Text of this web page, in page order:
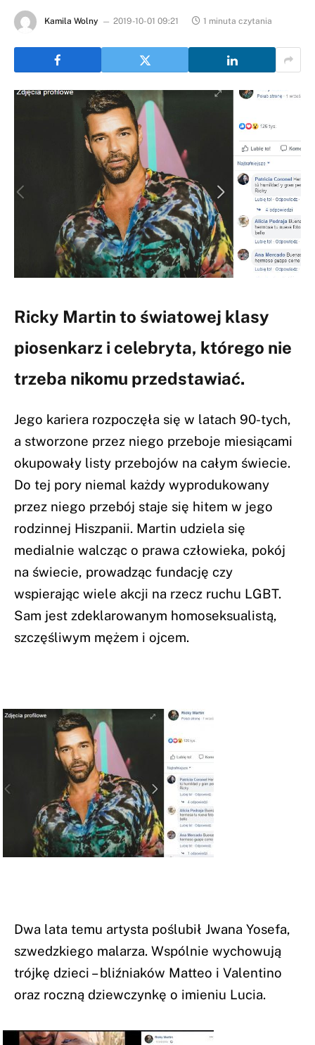
Kamila Wolny 2019-10-01 09:21 1 minuta czytania
Ricky Martin to światowej klasy
piosenkarz i celebryta, którego nie
trzeba nikomu przedstawiać.
Jego kariera rozpoczęła się w latach 90-tych,
a stworzone przez niego przeboje miesiącami
okupowały listy przebojów na całym świecie.
Do tej pory niemal każdy wyprodukowany
przez niego przebój staje się hitem w jego
rodzinnej Hiszpanii. Martin udziela się
medialnie walcząc o prawa człowieka, pokój
na świecie, prowadząc fundację czy
wspierając wiele akcji na rzecz ruchu LGBT.
Sam jest zdeklarowanym homoseksualistą,
szczęśliwym mężem i ojcem.
Dwa lata temu artysta poślubił Jwana Yosefa,
szwedzkiego malarza. Wspólnie wychowują
trójkę dzieci – bliźniaków Matteo i Valentino
oraz roczną dziewczynkę o imieniu Lucia.